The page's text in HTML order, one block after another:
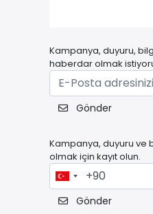
Kampanya, duyuru,
haberdar olmak
Gönder
Kampanya, duyuru
olmak için kayıt olun.
Gönder